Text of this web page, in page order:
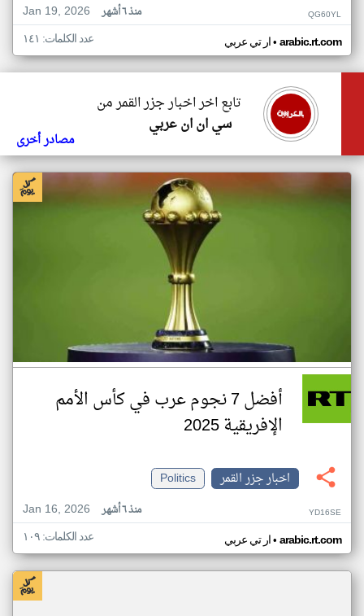
Jan 19, 2026
منذ ٦ أشهر QG60YL
ار تي عربي• arabic.rt.com عدد الكلمات: ١٤١
تابع اخر اخبار جزر القمر من
سي ان ان عربي
مصادر أخرى
أفضل 7 نجوم عرب في كأس الأمم
الإفريقية 2025
اخبار جزر القمر
Politics
Jan 16, 2026
منذ ٦ أشهر YD16SE
ار تي عربي• arabic.rt.com عدد الكلمات: ١٠٩